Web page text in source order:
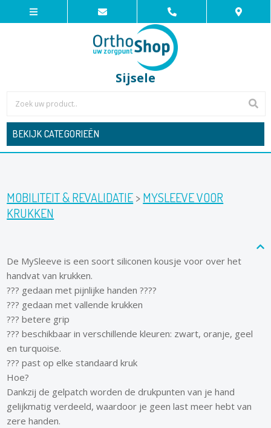
Sijsele
BEKIJK CATEGORIEËN
MOBILITEIT & REVALIDATIE>MYSLEEVE VOOR
KRUKKEN
De MySleeve is een soort siliconen kousje voor over het
handvat van krukken.
??? gedaan met pijnlijke handen ????
??? gedaan met vallende krukken
??? betere grip
??? beschikbaar in verschillende kleuren: zwart, oranje, geel
en turquoise.
??? past op elke standaard kruk
Hoe?
Dankzij de gelpatch worden de drukpunten van je hand
gelijkmatig verdeeld, waardoor je geen last meer hebt van
zere handen.